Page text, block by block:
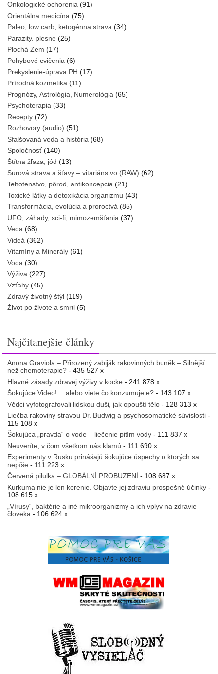
Onkologické ochorenia (91)
Orientálna medicína (75)
Paleo, low carb, ketogénna strava (34)
Parazity, plesne (25)
Plochá Zem (17)
Pohybové cvičenia (6)
Prekyslenie-úprava PH (17)
Prírodná kozmetika (11)
Prognózy, Astrológia, Numerológia (65)
Psychoterapia (33)
Recepty (72)
Rozhovory (audio) (51)
Sfalšovaná veda a história (68)
Spoločnosť(140)
Štítna žľaza, jód (13)
Surová strava a šťavy – vitariánstvo (RAW) (62)
Tehotenstvo, pôrod, antikoncepcia (21)
Toxické látky a detoxikácia organizmu (43)
Transformácia, evolúcia a proroctvá (85)
UFO, záhady, sci-fi, mimozemšťania (37)
Veda (68)
Videá (362)
Vitamíny a Minerály (61)
Voda (30)
Výživa (227)
Vzťahy (45)
Zdravý životný štýl (119)
Život po živote a smrti (5)
Najčitanejšie články
Anona Graviola – Přirozený zabiják rakovinných buněk – Silnější
než chemoterapie? - 435 527 x
Hlavné zásady zdravej výživy v kocke - 241 878 x
Šokujúce Video! …alebo viete čo konzumujete? - 143 107 x
Vědci vyfotografovali lidskou duši, jak opouští tělo - 128 313 x
Liečba rakoviny stravou Dr. Budwig a psychosomatické súvislosti -
115 108 x
Šokujúca „pravda“ o vode – liečenie pitím vody - 111 837 x
Neuveríte, v čom všetkom nás klamú - 111 690 x
Experimenty v Rusku prinášajú šokujúce úspechy o ktorých sa
nepíše - 111 223 x
Červená pilulka – GLOBÁLNÍ PROBUZENÍ - 108 687 x
Kurkuma nie je len korenie. Objavte jej zdraviu prospešné účinky -
108 615 x
„Vírusy“, baktérie a iné mikroorganizmy a ich vplyv na zdravie
človeka - 106 624 x